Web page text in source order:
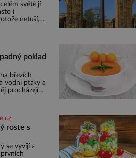
světě jí
i
netuší,
zdravá Ale
množství,
populace
složky–
zásadní
poklad
březích
vodní ptáky a
procházejí
řadu
ale
provází
let. Většina
jen jako
letního
roste s
se vyvíjí a